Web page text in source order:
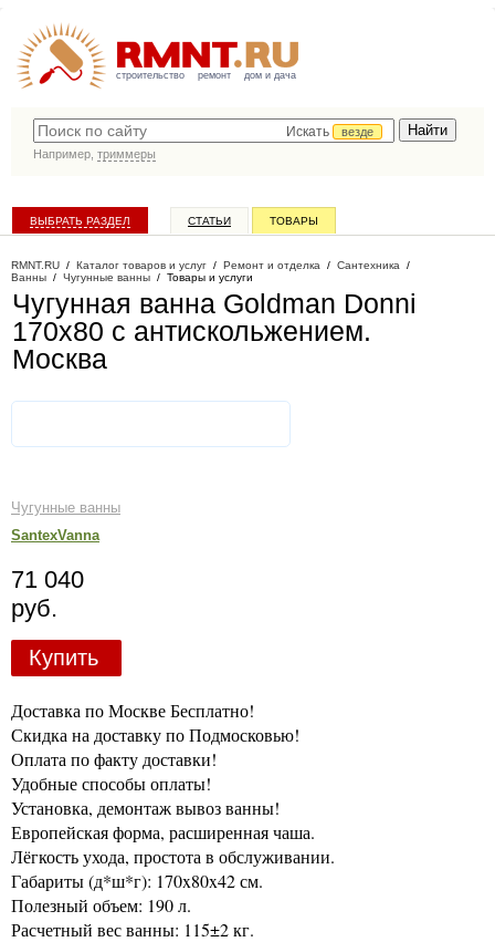
строительство ремонт дом и дача
Искать
везде
Например, триммеры
ВЫБРАТЬ РАЗДЕЛ СТАТЬИ ТОВАРЫ
RMNT.RU / Каталог товаров и услуг / Ремонт и отделка / Сантехника /
Ванны / Чугунные ванны / Товары и услуги
Чугунная ванна Goldman Donni
170х80 с антискольжением.
Москва
Чугунные ванны
SantexVanna
71 040
руб.
Купить
Доставка по Москве Бесплатно!
Скидка на доставку по Подмосковью!
Оплата по факту доставки!
Удобные способы оплаты!
Установка, демонтаж вывоз ванны!
Европейская форма, расширенная чаша.
Лёгкость ухода, простота в обслуживании.
Габариты (д*ш*г): 170x80x42 см.
Полезный объем: 190 л.
Расчетный вес ванны: 115±2 кг.